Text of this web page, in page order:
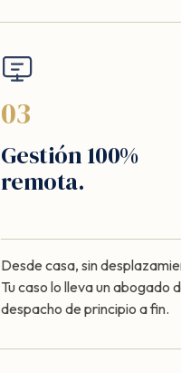
03
Gestión 100%
remota.
Desde casa, sin
Tu caso lo lleva un abogado
despacho de principio a fin.